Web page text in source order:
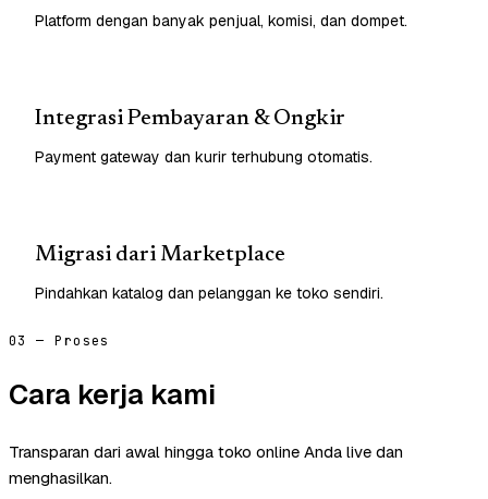
Platform dengan banyak penjual, komisi, dan dompet.
Integrasi Pembayaran & Ongkir
Payment gateway dan kurir terhubung otomatis.
Migrasi dari Marketplace
Pindahkan katalog dan pelanggan ke toko sendiri.
03 — Proses
Cara kerja kami
Transparan dari awal hingga toko online Anda live dan
menghasilkan.